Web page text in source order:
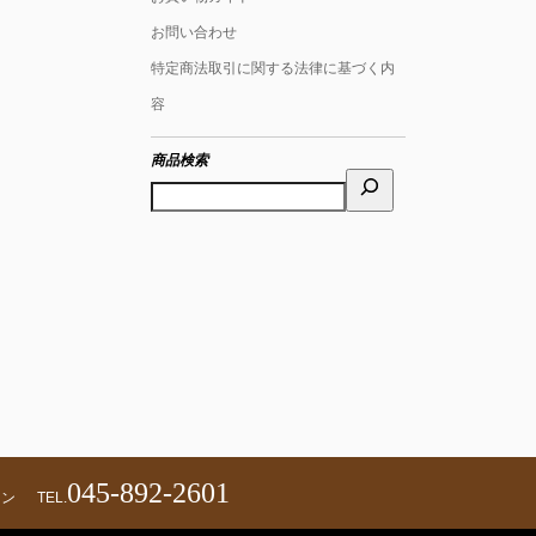
お問い合わせ
特定商法取引に関する法律に基づく内
容
商品検索
TEL.045-892-2601